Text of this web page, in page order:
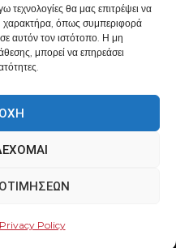
τεχνολογίες θα μας επιτρέψει να
χαρακτήρα, όπως συμπεριφορά
αυτόν τον ιστότοπο. Η μη
μπορεί να επηρεάσει
Policy
by